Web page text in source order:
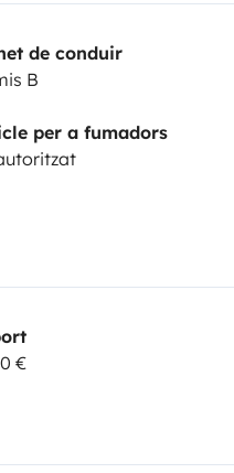
de conduir
B
per a fumadors
€